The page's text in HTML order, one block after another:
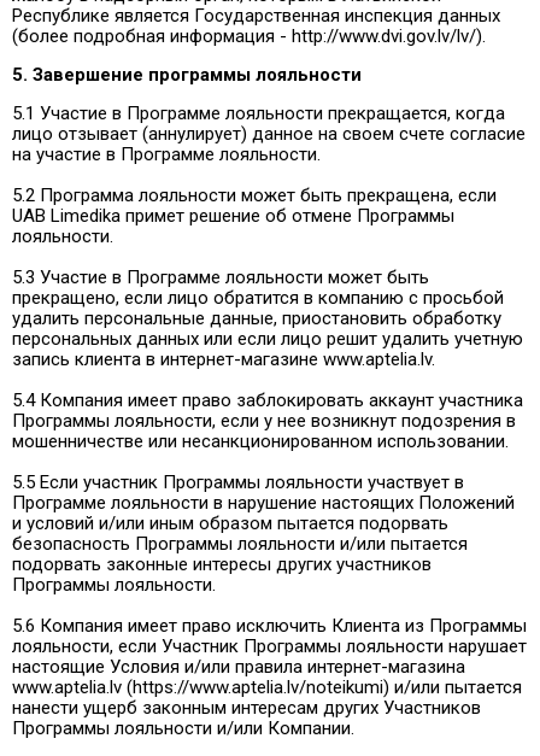
Республике является Государственная инспекция данных
(более подробная информация - http://www.dvi.gov.lv/lv/).
5. Завершение программы лояльности
5.1 Участие в Программе лояльности прекращается, когда
лицо отзывает (аннулирует) данное на своем счете согласие
на участие в Программе лояльности.
5.2 Программа лояльности может быть прекращена, если
UAB Limedika примет решение об отмене Программы
лояльности.
5.3 Участие в Программе лояльности может быть
прекращено, если лицо обратится в компанию с просьбой
удалить персональные данные, приостановить обработку
персональных данных или если лицо решит удалить учетную
запись клиента в интернет-магазине www.aptelia.lv.
5.4 Компания имеет право заблокировать аккаунт участника
Программы лояльности, если у нее возникнут подозрения в
мошенничестве или несанкционированном использовании.
5.5 Если участник Программы лояльности участвует в
Программе лояльности в нарушение настоящих Положений
и условий и/или иным образом пытается подорвать
безопасность Программы лояльности и/или пытается
подорвать законные интересы других участников
Программы лояльности.
5.6 Компания имеет право исключить Клиента из Программы
лояльности, если Участник Программы лояльности нарушает
настоящие Условия и/или правила интернет-магазина
www.aptelia.lv (https://www.aptelia.lv/noteikumi) и/или пытается
нанести ущерб законным интересам других Участников
Программы лояльности и/или Компании.